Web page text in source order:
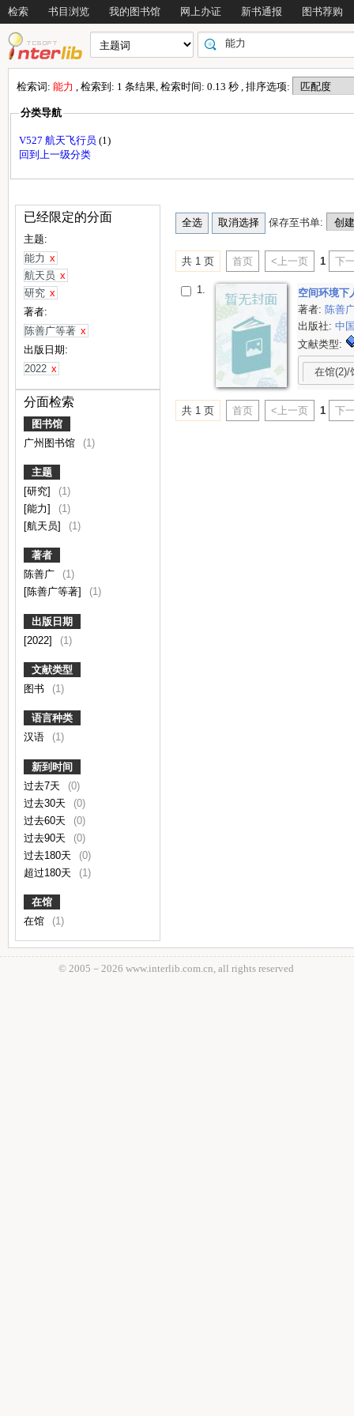
检索 书目浏览 我的图书馆 网上办证 新书通报 图书荐购
检索词: 能力 , 检索到: 1 条结果, 检索时间: 0.13 秒 , 排序选项:
分类导航
V527 航天飞行员 (1)
回到上一级分类
已经限定的分面
主题:
能力 x
航天员 x
研究 x
著者:
陈善广等著 x
出版日期:
2022 x
分面检索
图书馆
广州图书馆
(1)
主题
[研究]
(1)
[能力]
(1)
[航天员]
(1)
著者
陈善广
(1)
[陈善广等著]
(1)
出版日期
[2022]
(1)
文献类型
图书
(1)
语言种类
汉语
(1)
新到时间
过去7天
(0)
过去30天
(0)
过去60天
(0)
过去90天
(0)
过去180天
(0)
超过180天
(1)
在馆
在馆
(1)
保存至书单:
共 1 页 首页 <上一页 1 下
1.
空间环境下
著者: 陈善
出版社:中
文献类型:
在馆(2)/
共 1 页 首页 <上一页 1 下
© 2005－ 2026 www.interlib.com.cn, all rights reserved